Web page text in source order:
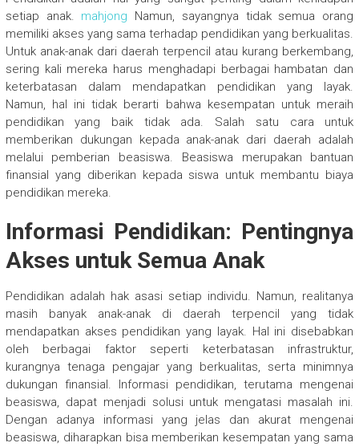
setiap anak. mahjong Namun, sayangnya tidak semua orang
memiliki akses yang sama terhadap pendidikan yang berkualitas.
Untuk anak-anak dari daerah terpencil atau kurang berkembang,
sering kali mereka harus menghadapi berbagai hambatan dan
keterbatasan dalam mendapatkan pendidikan yang layak.
Namun, hal ini tidak berarti bahwa kesempatan untuk meraih
pendidikan yang baik tidak ada. Salah satu cara untuk
memberikan dukungan kepada anak-anak dari daerah adalah
melalui pemberian beasiswa. Beasiswa merupakan bantuan
finansial yang diberikan kepada siswa untuk membantu biaya
pendidikan mereka.
Informasi Pendidikan: Pentingnya
Akses untuk Semua Anak
Pendidikan adalah hak asasi setiap individu. Namun, realitanya
masih banyak anak-anak di daerah terpencil yang tidak
mendapatkan akses pendidikan yang layak. Hal ini disebabkan
oleh berbagai faktor seperti keterbatasan infrastruktur,
kurangnya tenaga pengajar yang berkualitas, serta minimnya
dukungan finansial. Informasi pendidikan, terutama mengenai
beasiswa, dapat menjadi solusi untuk mengatasi masalah ini.
Dengan adanya informasi yang jelas dan akurat mengenai
beasiswa, diharapkan bisa memberikan kesempatan yang sama